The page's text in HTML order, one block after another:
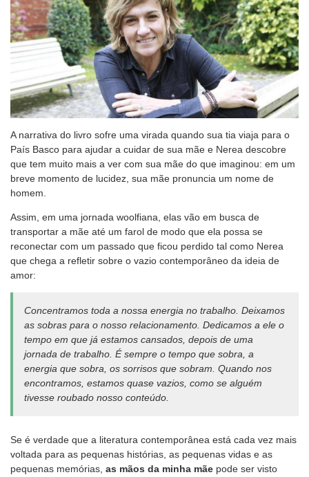
A narrativa do livro sofre uma virada quando sua tia viaja para o
País Basco para ajudar a cuidar de sua mãe e Nerea descobre
que tem muito mais a ver com sua mãe do que imaginou: em um
breve momento de lucidez, sua mãe pronuncia um nome de
homem.
Assim, em uma jornada woolfiana, elas vão em busca de
transportar a mãe até um farol de modo que ela possa se
reconectar com um passado que ficou perdido tal como Nerea
que chega a refletir sobre o vazio contemporâneo da ideia de
amor:
Concentramos toda a nossa energia no trabalho. Deixamos
as sobras para o nosso relacionamento. Dedicamos a ele o
tempo em que já estamos cansados, depois de uma
jornada de trabalho. É sempre o tempo que sobra, a
energia que sobra, os sorrisos que sobram. Quando nos
encontramos, estamos quase vazios, como se alguém
tivesse roubado nosso conteúdo.
Se é verdade que a literatura contemporânea está cada vez mais
voltada para as pequenas histórias, as pequenas vidas e as
pequenas memórias, as mãos da minha mãe pode ser visto